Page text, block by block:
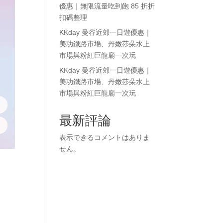
優惠｜無限流量吃到飽 85 折折
扣碼整理
KKday 曼谷近郊一日遊優惠｜
美功鐵路市場、丹嫩莎朵水上
市場與粉紅巨龍廟一次玩
KKday 曼谷近郊一日遊優惠｜
美功鐵路市場、丹嫩莎朵水上
市場與粉紅巨龍廟一次玩
最新評論
表示できるコメントはありま
せん。